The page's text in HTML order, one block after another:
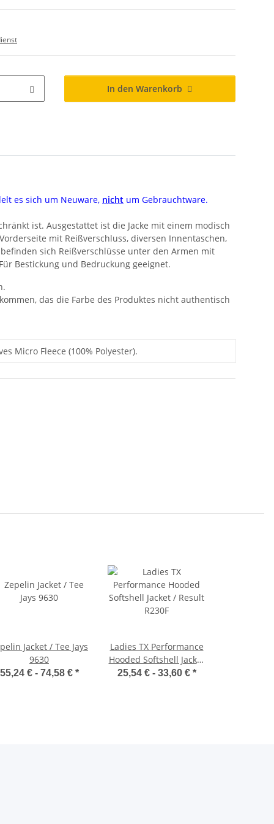
In den Warenkorb
es sich um Neuware, nicht um Gebrauchtware.
ist. Ausgestattet ist die Jacke mit einem modisch
mit Reißverschluss, diversen Innentaschen,
sich Reißverschlüsse unter den Armen mit
Bestickung und Bedruckung geeignet.
das die Farbe des Produktes nicht authentisch
Micro Fleece (100% Polyester).
Jacket / Tee Jays
9630
55,24 € - 74,58 € *
Ladies TX Performance
Hooded Softshell Jacket
/ Result R230F
25,54 € - 33,60 € *